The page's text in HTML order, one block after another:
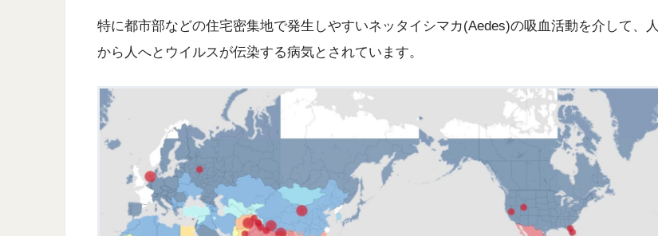
特に都市部などの住宅密集地で発生しやすいネッタイシマカ(Aedes)の吸血活動を介して、人
から人へとウイルスが伝染する病気とされています。